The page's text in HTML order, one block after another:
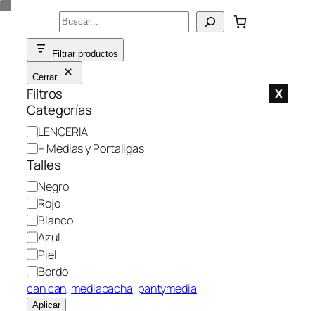
Saltar
contenido
Buscar
Filtrar productos
Cerrar
Filtros X
Categorías
C
a
t
e
g
o
r
í
a
LENCERIA
– Medias y Portaligas
Talles
C
o
l
o
r
Negro
Rojo
Blanco
Azul
Piel
Bordò
can can, mediabacha, pantymedia
Aplicar